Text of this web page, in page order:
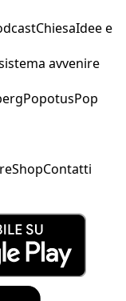
ChiesaIdee e
avvenire
PopotusPop
ShopContatti